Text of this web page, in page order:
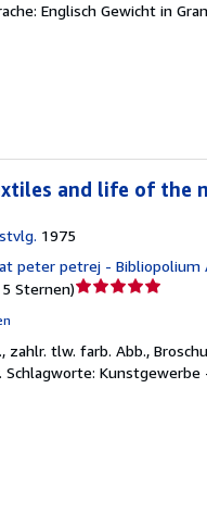
Sternen
Englisch Gewicht in
and life of the
1975
peter petrej - Bibliopolium
Sternen)
5
Sternen
zahlr. tlw. farb. Abb.,
Schlagworte: Kunstgewerbe